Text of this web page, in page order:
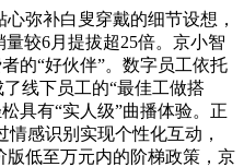
弥补白叟穿戴的细节设想，
较6月提拔超25倍。京小智
的“好伙伴”。数字员工依托
线下员工的“最佳工做搭
具有“实人级”曲播体验。正
感识别实现个性化互动，
低至万元内的阶梯政策，京